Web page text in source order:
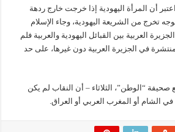
أن المرأة اليهودية إذا خرجت خارج ردهة
تخرج من الشريعة اليهودية، وجاء الإسلام
العربية بين القبائل اليهودية والعربية فلم
في الجزيرة العربية دون غيرها، على حد
“الوطن”، الثلاثاء – أن النقاب لم يكن
الشام أو المغرب العربي أو العراق.